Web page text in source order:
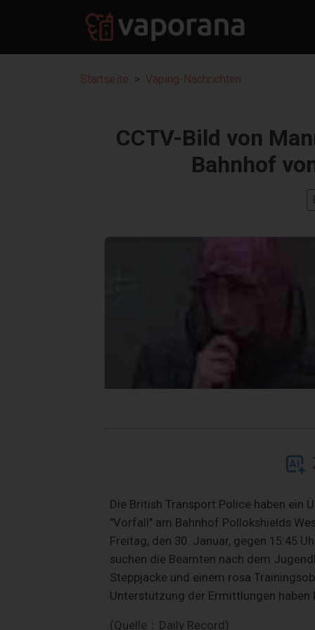
Startseite Vaping-Nachrichten
CCTV-Bild von
Bahnhof
Die British Transport Police haben ein
"Vorfall" am Bahnhof Pollokshields
Freitag, den 30. Januar, gegen 15:45
suchen die Beamten nach dem
Steppjacke und einem rosa
Unterstützung der Ermittlungen haben
(Quelle：Daily Record)